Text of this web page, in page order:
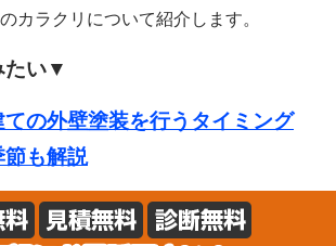
カラクリについて紹介します。
たい▼
ての外壁塗装を行うタイミング
節も解説